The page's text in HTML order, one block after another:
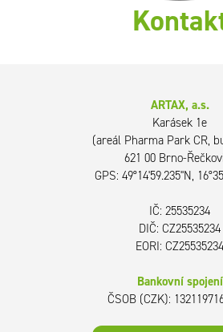
ARTAX, a.s.
Karásek 1e
(areál Pharma Park CR,
621 00 Brno-
GPS: 49°14'59.235"N,
IČ: 25535234
DIČ: CZ25535234
EORI: CZ25535234
Bankovní spojení
ČSOB (CZK):